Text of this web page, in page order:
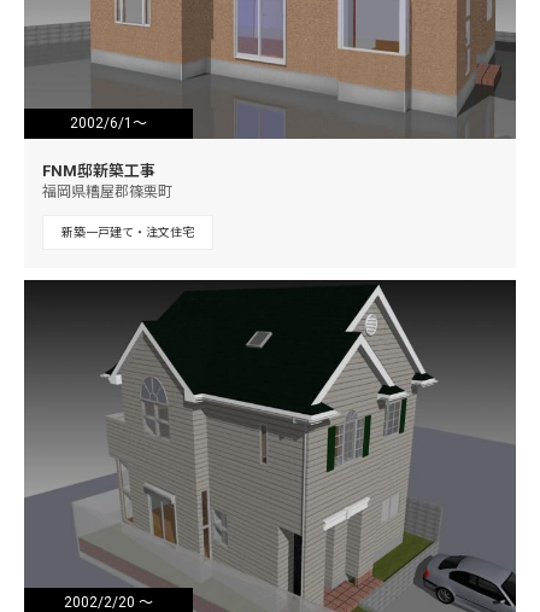
2002/6/1～
FNM邸新築工事
福岡県糟屋郡篠栗町
新築一戸建て・注文住宅
2002/2/20 ～